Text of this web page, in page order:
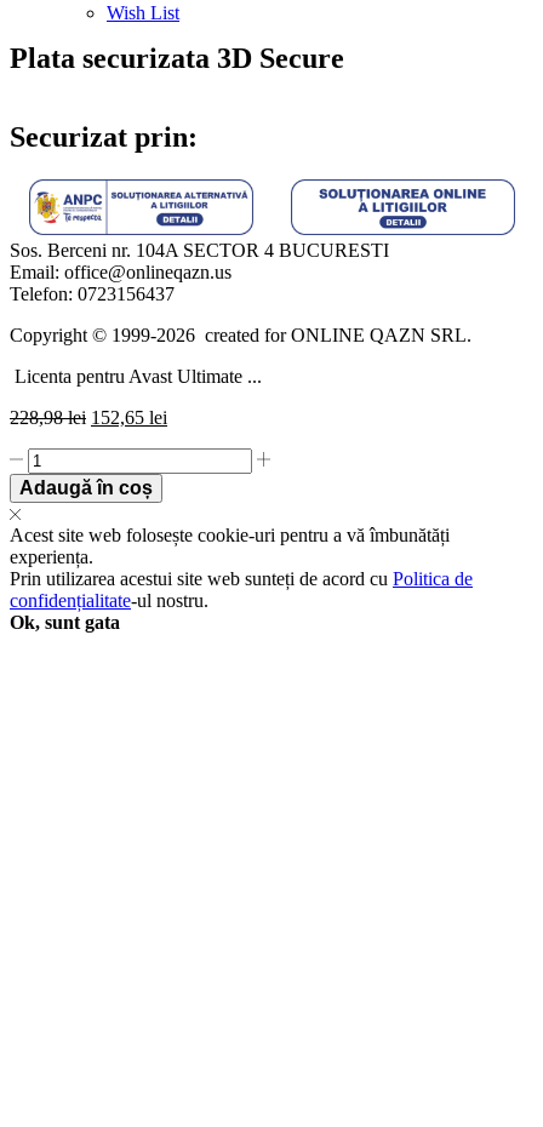
Wish List
Plata securizata 3D Secure
Securizat prin:
Sos. Berceni nr. 104A SECTOR 4 BUCURESTI
Email: office@onlineqazn.us
Telefon: 0723156437
Copyright ©️ 1999-2026 created for ONLINE QAZN SRL.
Licenta pentru Avast Ultimate ...
228,98lei 152,65 lei
Licenta
pentru
Avast
-
1-
Year
/
10-
Adaugă în coș
Acest site web folosește cookie-uri pentru a vă îmbunătăți
experiența.
Prin utilizarea acestui site web sunteți de acord cu Politica de
confidențialitate-ul nostru.
Ok, sunt gata